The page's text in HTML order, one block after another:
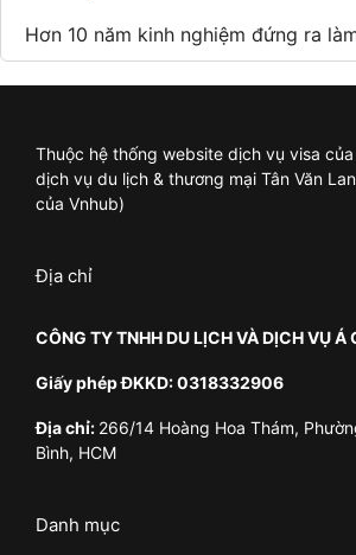
Hơn 10 năm kinh nghiệm đứng ra
Thuộc hệ thống website dịch vụ visa
dịch vụ du lịch & thương mại Tân Văn
của Vnhub)
Địa chỉ
CÔNG TY TNHH DU LỊCH VÀ DỊCH VỤ Á
Giấy phép ĐKKD: 0318332906
Địa chỉ: 266/14 Hoàng Hoa Thám,
Bình, HCM
Danh mục